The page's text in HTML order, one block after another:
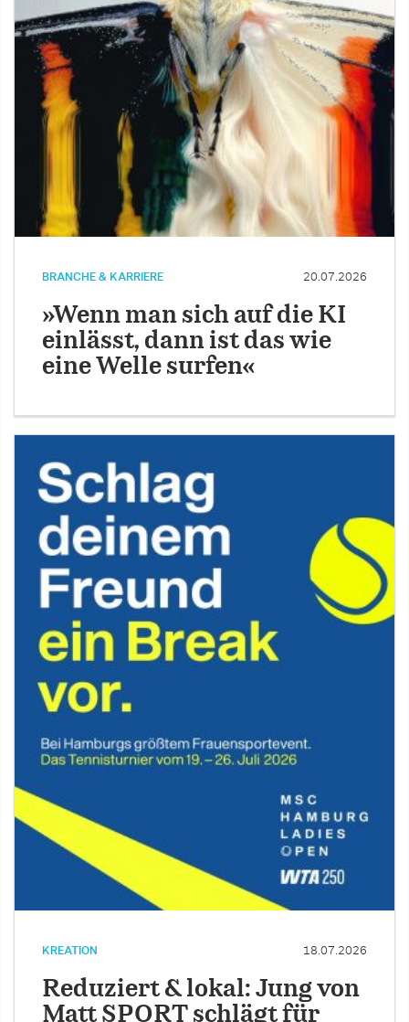
BRANCHE & KARRIERE 20.07.2026
»Wenn man sich auf die KI
einlässt, dann ist das wie
eine Welle surfen«
KREATION 18.07.2026
Reduziert & lokal: Jung von
Matt SPORT schlägt für